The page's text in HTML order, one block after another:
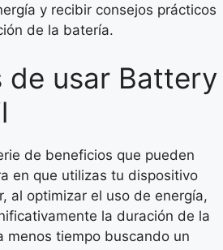
y recibir consejos prácticos
de la batería.
de usar Battery
de beneficios que pueden
en que utilizas tu dispositivo
al optimizar el uso de energía,
la duración de la
menos tiempo buscando un